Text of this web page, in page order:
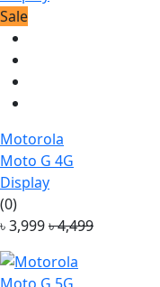
Sale
Motorola
Moto G 4G
Display
(0)
৳ 3,999৳ 4,499